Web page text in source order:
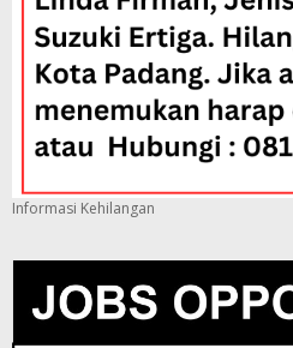
Informasi Kehilangan